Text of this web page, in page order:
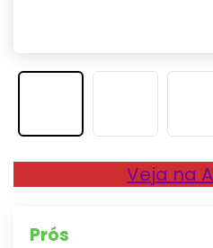
Veja na
Prós